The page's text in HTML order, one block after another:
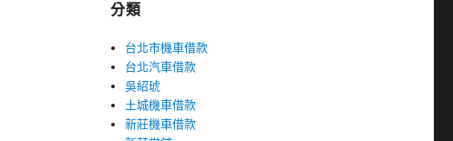
分類
台北市機車借款
台北汽車借款
吳紹琥
土城機車借款
新莊機車借款